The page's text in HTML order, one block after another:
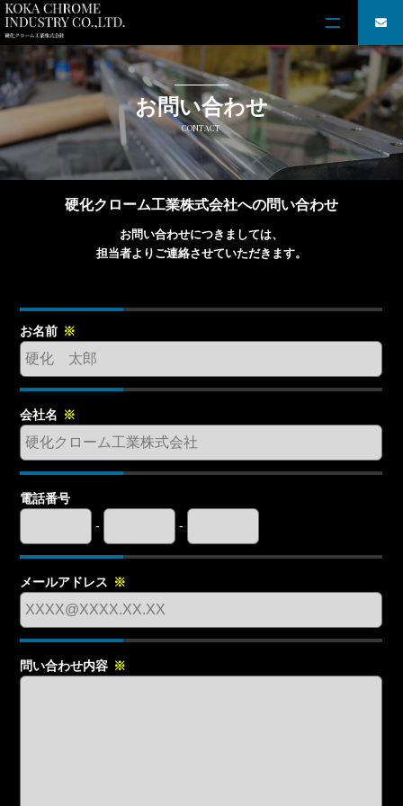
お問い合わせ
CONTACT
硬化クローム工業株式会社への問い合わせ
お問い合わせにつきましては、
担当者よりご連絡させていただきます。
お名前 ※
会社名 ※
電話番号
-
-
メールアドレス ※
問い合わせ内容 ※